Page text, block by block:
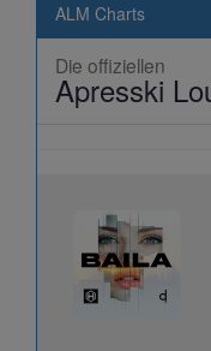
ALM Charts
Die offiziellen
Apresski